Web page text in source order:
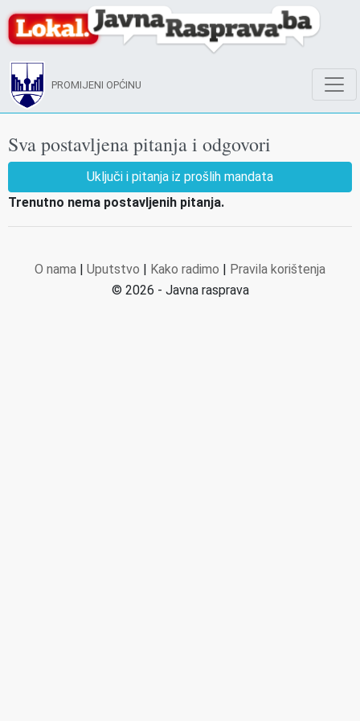
PROMIJENI OPĆINU
Sva postavljena pitanja i odgovori
Uključi i pitanja iz prošlih mandata
Trenutno nema postavljenih pitanja.
O nama | Uputstvo | Kako radimo | Pravila korištenja
© 2026 - Javna rasprava